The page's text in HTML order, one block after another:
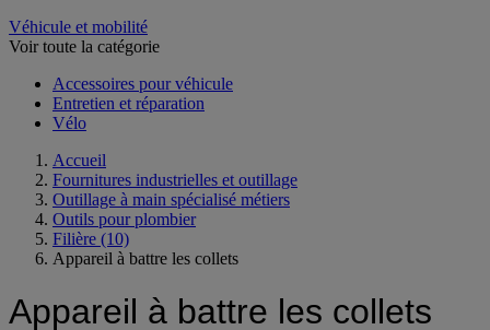
Véhicule et mobilité
Voir toute la catégorie
Accessoires pour véhicule
Entretien et réparation
Vélo
Accueil
Fournitures industrielles et outillage
Outillage à main spécialisé métiers
Outils pour plombier
Filière (10)
Appareil à battre les collets
Appareil à battre les collets